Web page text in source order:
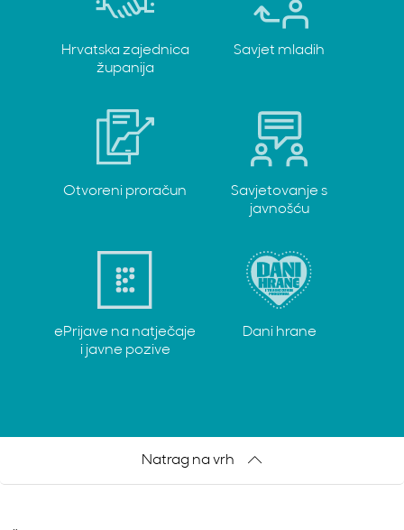
Hrvatska zajednica
županija
Savjet mladih
Otvoreni proračun
Savjetovanje s
javnošću
ePrijave na natječaje
i javne pozive
Dani hrane
Natrag na vrh